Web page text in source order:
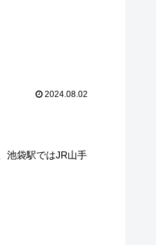
2024.08.02
池袋駅ではJR山手